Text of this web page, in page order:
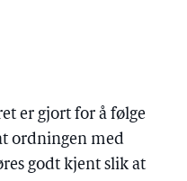
er gjort for å følge
ordningen med
godt kjent slik at